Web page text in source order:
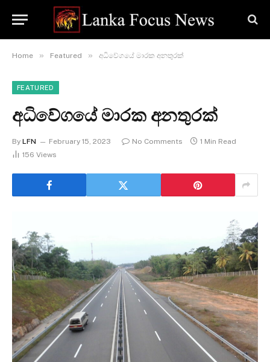
Home » Featured » අධිවේගයේ මාරක අනතුරක්
FEATURED
අධිවේගයේ මාරක අනතුරක්
By LFN February 15, 2023 No Comments
1 Min Read
156 Views